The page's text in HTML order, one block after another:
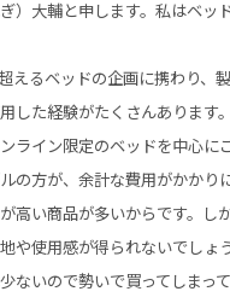
）大輔と申します。私はベッ
えるベッドの企画に携わり、
した経験がたくさんあります。
ライン限定のベッドを中心に
の方が、余計な費用がかかり
高い商品が多いからです。し
や使用感が得られないでしょ
ないので勢いで買ってしまっ